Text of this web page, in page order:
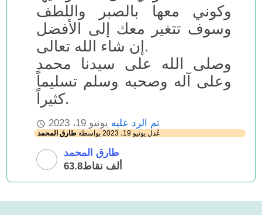
وكوني معها بالصبر واللطف
وسوف تتغير معك إلى الأفضل
إن شاء الله تعالى.
وصلى الله على سيدنا محمد
وعلى آله وصحبه وسلم تسليماً
كثيراً.
تم الرد عليه يونيو 19، 2023
عُدل يونيو 19، 2023 بواسطة طارق المحمد
طارق المحمد
63.8ألف نقاط